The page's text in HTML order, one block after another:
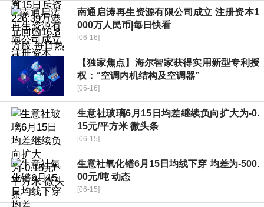
南通启涛再生资源有限公司成立 注册资本1
000万人民币|每日快看
[06-16]
【独家焦点】海尔智家获得实用新型专利授
权：“空调内机结构及空调器”
[06-16]
生意社玻璃6月15日均差继续负向扩大为-0.
15元/平方米 微头条
[06-15]
生意社氧化镨6月15日均线下穿 均差为-500.
00元/吨 动态
[06-15]